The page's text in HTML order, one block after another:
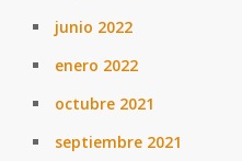
junio 2022
enero 2022
octubre 2021
septiembre 2021